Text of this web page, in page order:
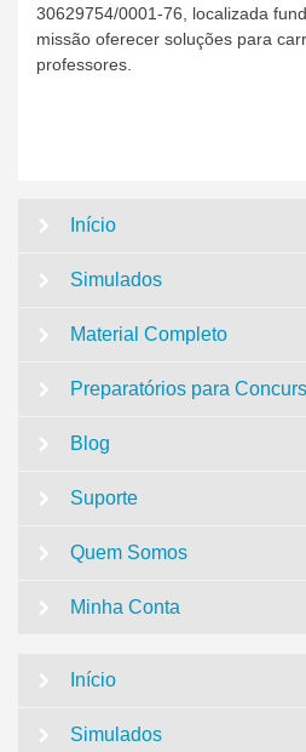
30629754/0001-76, localizada
missão oferecer soluções para
professores.
Início
Simulados
Material Completo
Preparatórios para
Blog
Suporte
Quem Somos
Minha Conta
Início
Simulados